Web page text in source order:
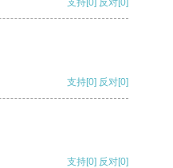
支持[0] 反对[0]
支持[0] 反对[0]
支持[0] 反对[0]